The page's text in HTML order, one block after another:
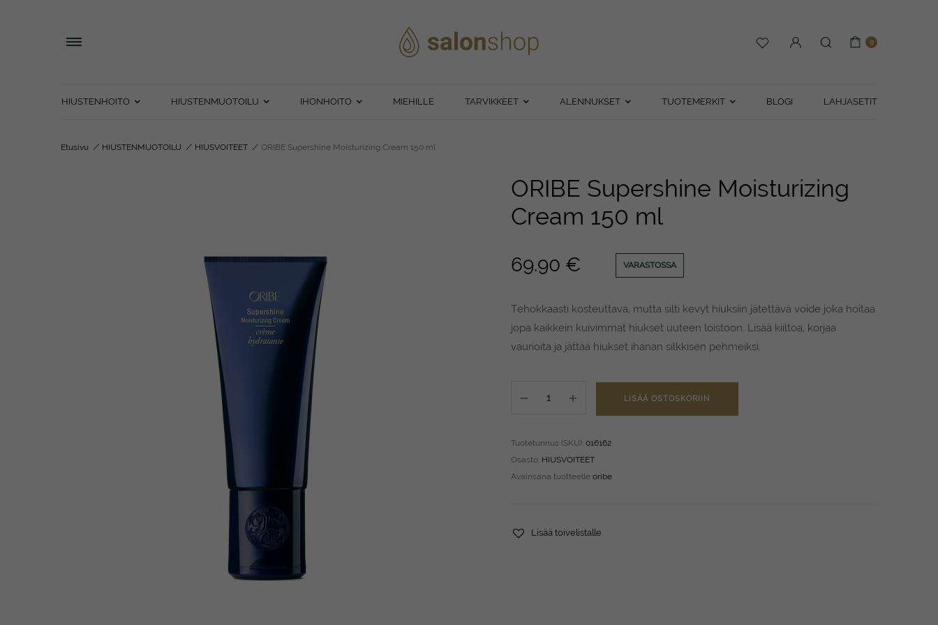
0
HIUSTENHOITO HIUSTENMUOTOILU IHONHOITO MIEHILLE TARVIKKEET ALENNUKSET TUOTEMERKIT BLOGI LAHJASETIT
Etusivu / HIUSTENMUOTOILU / HIUSVOITEET / ORIBE Supershine Moisturizing Cream 150 ml
ORIBE Supershine Moisturizing
Cream 150 ml
69.90 € VARASTOSSA
Tehokkaasti kosteuttava, mutta silti kevyt hiuksiin jätettävä voide joka hoitaa
jopa kaikkein kuivimmat hiukset uuteen loistoon. Lisää kiiltoa, korjaa
vaurioita ja jättää hiukset ihanan silkkisen pehmeiksi.
Supershine
Cream
150
ml
LISÄÄ OSTOSKORIIN
Tuotetunnus (SKU): 016162
Osasto: HIUSVOITEET
Avainsana tuotteelle oribe
Lisää toivelistalle